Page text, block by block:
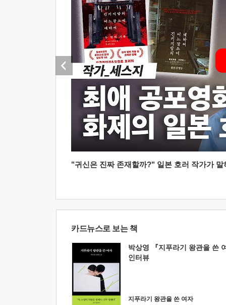
"귀신은 진짜 존재할까?" 일본 호러 작가가
카드뉴스로 보는 책
박상영 『지푸라기 왕관을 쓴
인터뷰
지푸라기 왕관을 쓴 여자